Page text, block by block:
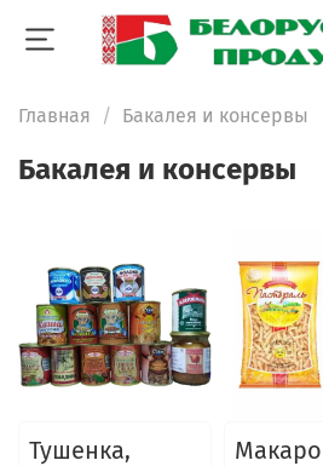
Главная Бакалея и консервы
Бакалея и консервы
Тушенка,